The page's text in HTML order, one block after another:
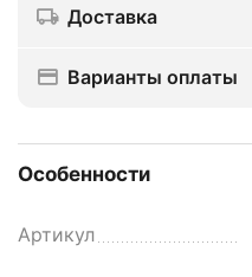
Доставка
Варианты оплаты
Особенности
Артикул